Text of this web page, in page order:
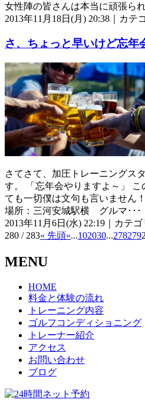
女性陣の皆さんは本当に頑張ら
2013年11月18日(月) 20:38｜カテ
さ、ちょっと早いけど忘
さてさて、加圧トレーニングス
す。 「忘年会やりますよ～」
ても一切僕は文句も言いません
場所：三河安城駅横 グルマ･･･
2013年11月6日(水) 22:19｜カテゴ
280 / 283« 先頭«...102030...278279
MENU
HOME
料金と体験の流れ
トレーニング内容
ゴルフコンディショニング
トレーナー紹介
アクセス
お問い合わせ
ブログ